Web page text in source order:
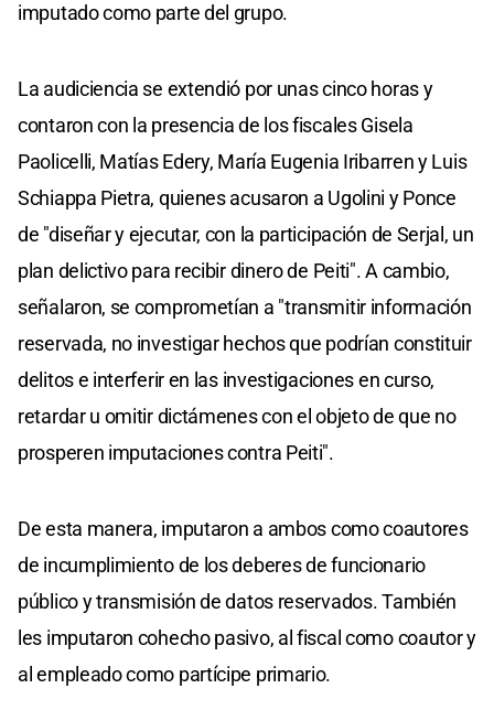
imputado como parte del grupo.
La audiciencia se extendió por unas cinco horas y
contaron con la presencia de los fiscales Gisela
Paolicelli, Matías Edery, María Eugenia Iribarren y Luis
Schiappa Pietra, quienes acusaron a Ugolini y Ponce
de "diseñar y ejecutar, con la participación de Serjal, un
plan delictivo para recibir dinero de Peiti". A cambio,
señalaron, se comprometían a "transmitir información
reservada, no investigar hechos que podrían constituir
delitos e interferir en las investigaciones en curso,
retardar u omitir dictámenes con el objeto de que no
prosperen imputaciones contra Peiti".
De esta manera, imputaron a ambos como coautores
de incumplimiento de los deberes de funcionario
público y transmisión de datos reservados. También
les imputaron cohecho pasivo, al fiscal como coautor y
al empleado como partícipe primario.